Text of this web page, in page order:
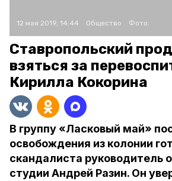
12 мая 2019, 14:44 Общество Фото:
Ставропольский
взяться за
Кирилла Кокорина
В группу «Ласковый май»
освобождения из колонии
скандалиста руководитель
студии Андрей Разин. Он